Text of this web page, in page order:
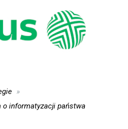
o informatyzacji państwa